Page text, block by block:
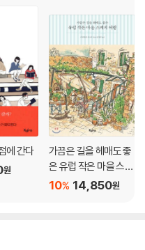
에 간다
원
가끔은 길을 헤매도 좋
은 유럽 작은 마을 스케
치 여행14,850원
10%